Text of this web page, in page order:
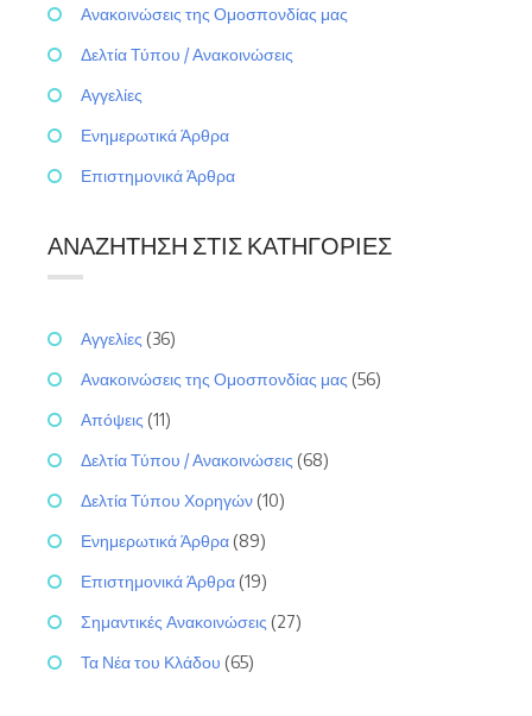
Ανακοινώσεις της Ομοσπονδίας μας
Δελτία Τύπου / Ανακοινώσεις
Αγγελίες
Ενημερωτικά Άρθρα
Επιστημονικά Άρθρα
ΑΝΑΖΉΤΗΣΗ ΣΤΙΣ ΚΑΤΗΓΟΡΊΕΣ
Αγγελίες (36)
Ανακοινώσεις της Ομοσπονδίας μας (56)
Απόψεις (11)
Δελτία Τύπου / Ανακοινώσεις (68)
Δελτία Τύπου Χορηγών (10)
Ενημερωτικά Άρθρα (89)
Επιστημονικά Άρθρα (19)
Σημαντικές Ανακοινώσεις (27)
Τα Νέα του Κλάδου (65)